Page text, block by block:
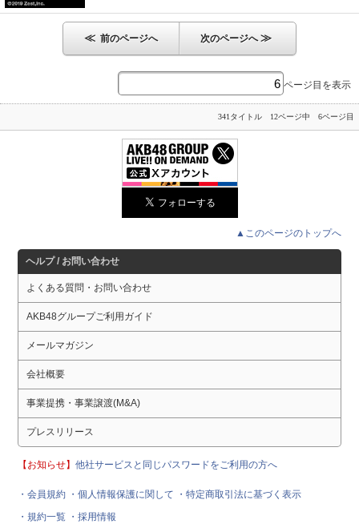
≪ 前のページへ 次のページへ≫
ページ目を表示
341タイトル 12ページ中 6ページ目
▲このページのトップへ
ヘルプ / お問い合わせ
よくある質問・お問い合わせ
AKB48グループご利用ガイド
メールマガジン
会社概要
事業提携・事業譲渡(M&A)
プレスリリース
【お知らせ】他社サービスと同じパスワードをご利用の方へ
・会員規約 ・個人情報保護に関して
・特定商取引法に基づく表示
・規約一覧 ・採用情報